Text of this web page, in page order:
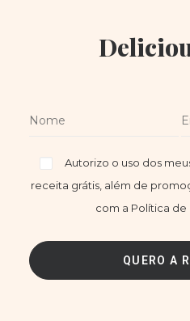
Autorizo o uso dos
receita grátis, além de
com a Política de